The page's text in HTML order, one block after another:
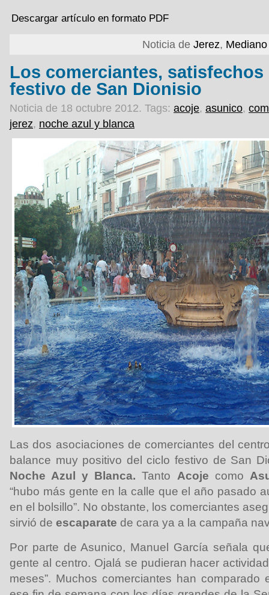
Descargar artículo en formato PDF
Noticia de Jerez,
Los comerciantes,
festivo de San Dionisio
Noticia de 18 octubre 2012. Tags: acoje, asunico,
jerez, noche azul y blanca
Las dos asociaciones de comerciantes del
balance muy positivo del ciclo festivo de San
Noche Azul y Blanca. Tanto Acoje como
“hubo más gente en la calle que el año pasado
en el bolsillo”. No obstante, los comerciantes
sirvió de escaparate de cara ya a la campaña
Por parte de Asunico, Manuel García señala
gente al centro. Ojalá se pudieran hacer
meses”. Muchos comerciantes han